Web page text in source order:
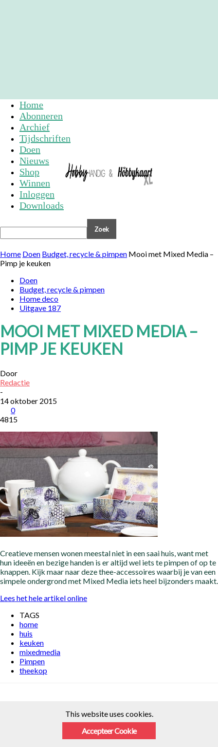
Home
Abonneren
Archief
Tijdschriften
Doen
Nieuws
Shop
Winnen
Inloggen
Downloads
Home Doen Budget, recycle & pimpen Mooi met Mixed Media –
Pimp je keuken
Doen
Budget, recycle & pimpen
Home deco
Uitgave 187
MOOI MET MIXED MEDIA –
PIMP JE KEUKEN
Door
Redactie
-
14 oktober 2015
0
4815
Creatieve mensen wonen meestal niet in een saai huis, want met
hun ideeën en bezige handen is er altijd wel iets te pimpen of op te
knappen. Kijk maar naar deze thee-accessoires waarbij je van een
simpele ondergrond met Mixed Media iets heel bijzonders maakt.
Lees het hele artikel online
TAGS
home
huis
keuken
mixedmedia
Pimpen
theekop
This website uses cookies.
Accepteer Cookie